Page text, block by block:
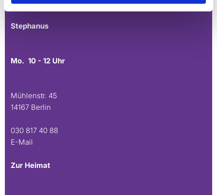
E-Mail
Stephanus
Mo. 10 - 12 Uhr
Mühlenstr. 45
14167 Berlin
030 817 40 88
E-Mail
Zur Heimat